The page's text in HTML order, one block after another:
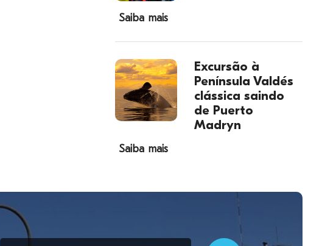
Saiba mais
Excursão à
Península Valdés
clássica saindo
de Puerto
Madryn
Saiba mais